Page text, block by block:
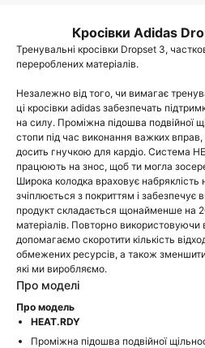
Кросівки Adidas
Тренувальні кросівки Dropset 3,
перероблених матеріалів.
Незалежно від того, чи вимагає
ці кросівки adidas забезпечать
на силу. Проміжна підошва подвійної
стопи під час виконання важких
досить гнучкою для кардіо. Система
працюють на знос, щоб ти могла
Широка колодка враховує набряклість
зчіплюється з покриттям і забезпечує
продукт складається щонайменше на
матеріалів. Повторно використовуючи
допомагаємо скоротити кількість
обмежених ресурсів, а також
які ми виробляємо.
Про моделі
Про модель
HEAT.RDY
Проміжна підошва подвійної